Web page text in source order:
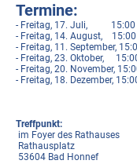
Termine:
- Freitag, 17. Juli, 15:00
- Freitag, 14. August,
- Freitag, 11. September,
- Freitag, 23. Oktober,
- Freitag, 20. November,
- Freitag, 18. Dezember,
Treffpunkt:
im Foyer des Rathauses
Rathausplatz
53604 Bad Honnef